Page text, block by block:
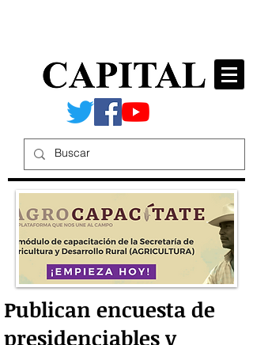
Publican encuesta de
presidenciables y